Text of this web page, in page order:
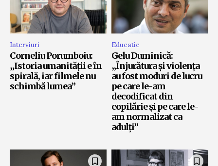
Interviuri
Corneliu Porumboiu:
„Istoria umanității e în
spirală, iar filmele nu
schimbă lumea”
Educatie
Gelu Duminică:
„Înjurătura și violența
au fost moduri de lucru
pe care le-am
decodificat din
copilărie și pe care le-
am normalizat ca
adulți”